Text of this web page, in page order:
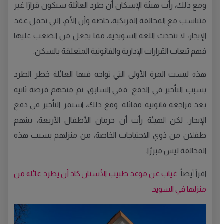
ومع ذلك، رأت هيئة الإسكان أن طرد العائلة سيكون قرارًا غير
متناسب مع المخالفة المرتكبة، خاصة وأن الأم، التي تحمل عقد
الإيجار، لا تتحدث اللغة السويدية، مما يجعل من الصعب عليها
فهم تبعات القرارات الإدارية والقانونية المتعلقة بالسكن.
هذه ليست المرة الأولى التي تواجه فيها العائلة خطر الطرد
بسبب التأخير في الدفع. ففي السابق، تم منحهم فرصة ثانية
بعد مراجعة قانونية مماثلة. ومع ذلك، استمر التأخير في دفع
الإيجار. لكن الهيئة رأت أن حرمان الأطفال الأربعة، بينهم
طفلان من ذوي الاحتياجات الخاصة، من منزلهم بسبب هذه
المخالفة ليس مبررًا.
اقرأ أيضاً: غياب عن موعد طبيب الأسنان كاد أن يطرد عائلة من
منزلها في السويد